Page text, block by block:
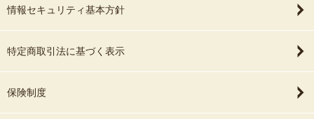
後いたします。
★ 撮影地域 ★
情報セキュリティ基本方針
特定商取引法に基づく表示
保険制度